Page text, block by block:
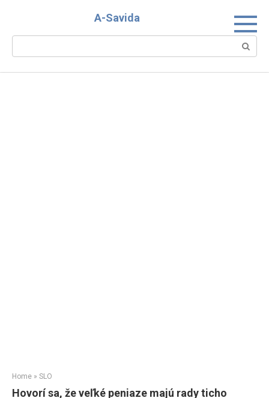
A-Savida
Search:
Home » SLO
Hovorí sa, že veľké peniaze majú rady ticho